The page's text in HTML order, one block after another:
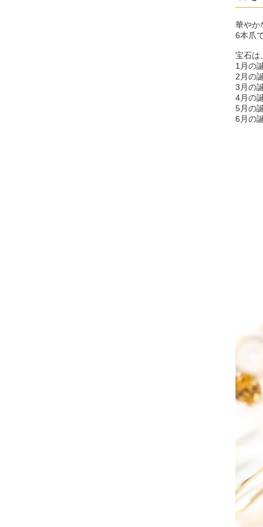
華やか
6本爪
宝石は
1月の
2月の
3月の
4月の
5月の
6月の